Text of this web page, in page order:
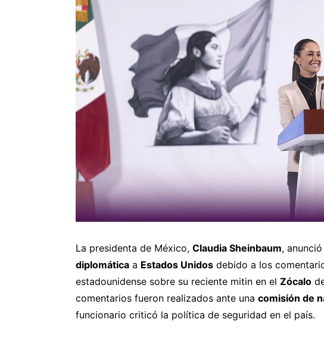
La presidenta de México, Claudia Sheinbaum,
diplomática a Estados Unidos debido a los
estadounidense sobre su reciente mitin en el Zócalo
comentarios fueron realizados ante una comisión de
funcionario criticó la política de seguridad en el país.